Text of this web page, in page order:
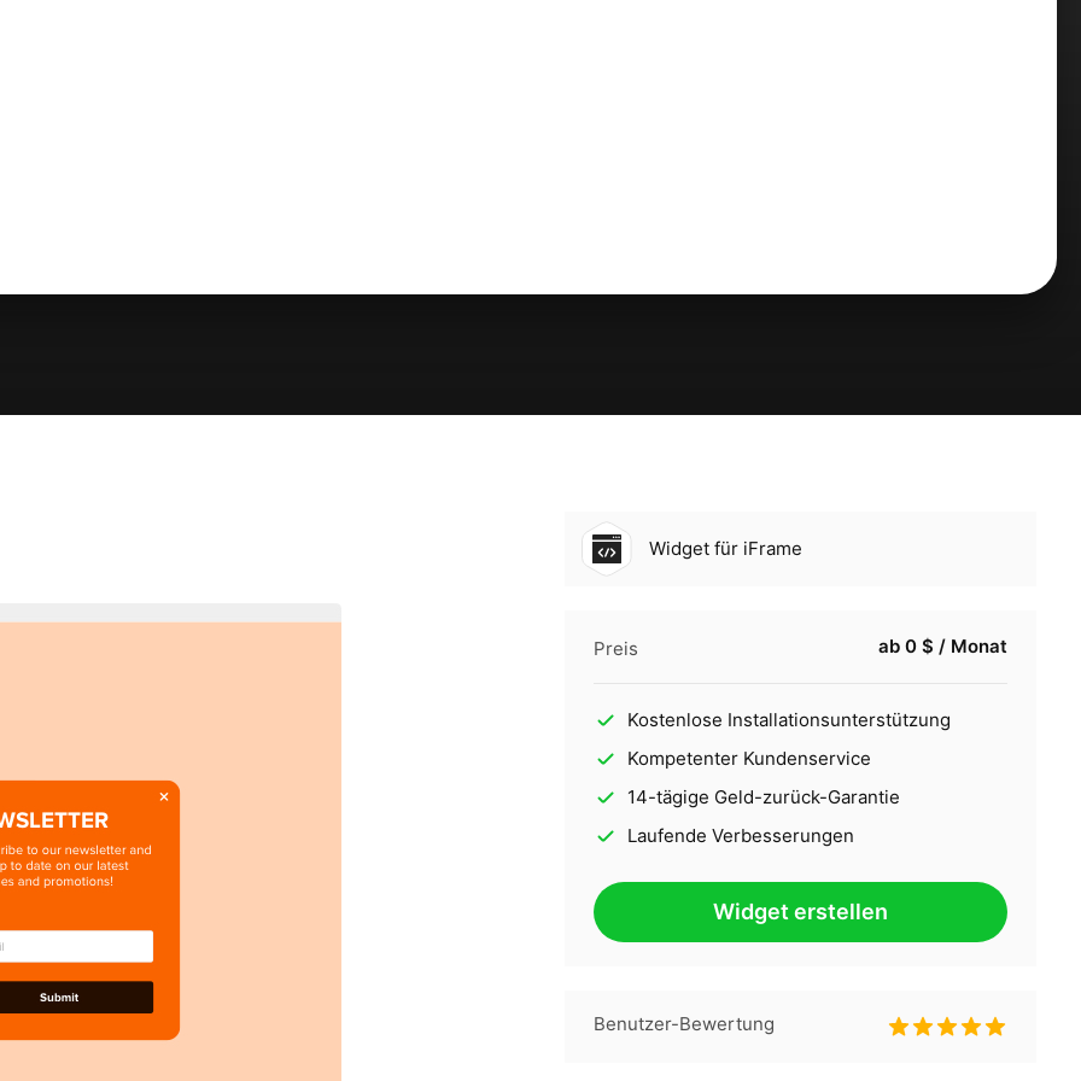
Widget für iFrame
Preis ab 0 $ / Monat
Kostenlose Installationsunterstützung
Kompetenter Kundenservice
14-tägige Geld-zurück-Garantie
Laufende Verbesserungen
Widget erstellen
Benutzer-Bewertung